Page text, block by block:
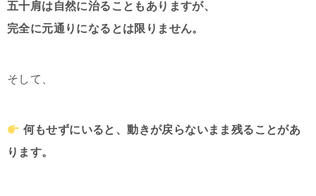
五十肩は自然に治ることもありますが、
完全に元通りになるとは限りません。
そして、
何もせずにいると、動きが戻らないまま残ることがあ
ります。